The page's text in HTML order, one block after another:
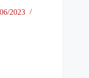
2023